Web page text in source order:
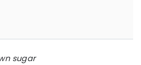
sugar